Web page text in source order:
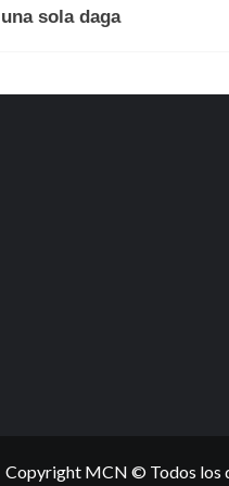
una sola daga
Copyright MCN © Todos los